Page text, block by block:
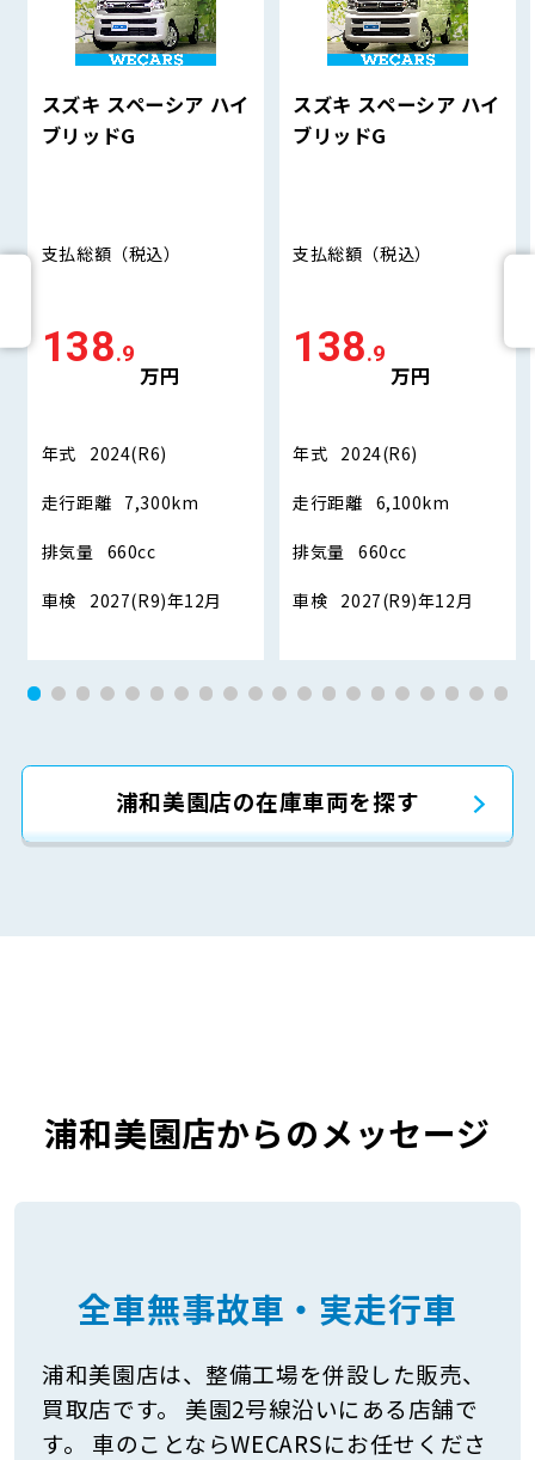
スズキ スペーシア ハイ
ブリッドG
支払総額 （税込）
138.9
万円
年式 2024(R6)
走行距離 7,300km
排気量 660cc
車検 2027(R9)年12月
スズキ スペーシア ハイ
ブリッドG
支払総額 （税込）
138.9
万円
年式 2024(R6)
走行距離 6,100km
排気量 660cc
車検 2027(R9)年12月
浦和美園店の在庫車両を探す
浦和美園店からのメッセージ
全車無事故車・実走行車
浦和美園店は、整備工場を併設した販売、
買取店です。 美園2号線沿いにある店舗で
す。 車のことならWECARSにお任せくださ